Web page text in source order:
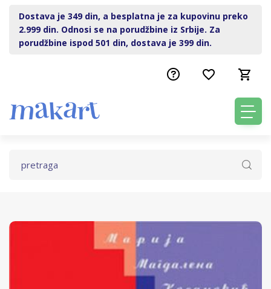
Dostava je 349 din, a besplatna je za kupovinu preko
2.999 din. Odnosi se na porudžbine iz Srbije. Za
porudžbine ispod 501 din, dostava je 399 din.